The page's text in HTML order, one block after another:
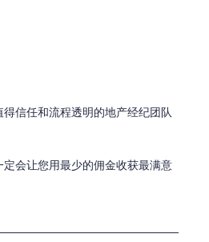
信任和流程透明的地产经纪团队
会让您用最少的佣金收获最满意